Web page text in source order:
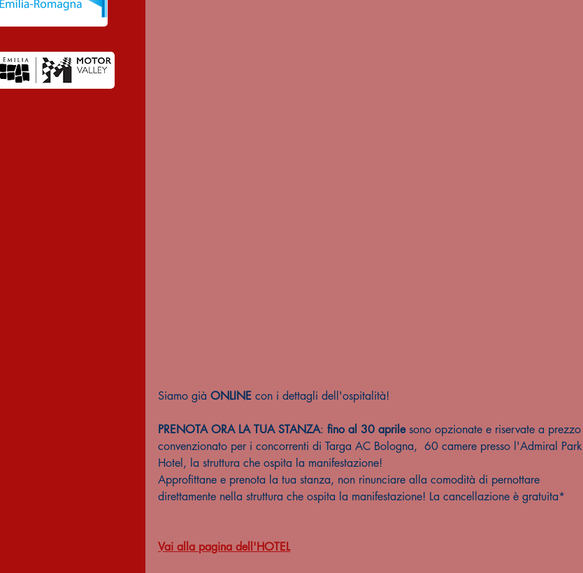
Siamo già ONLINE con i dettagli dell'ospitalità!
PRENOTA ORA LA TUA STANZA: fino al 30 aprile sono opzionate e riservate a prezzo
convenzionato per i concorrenti di Targa AC Bologna,  60 camere presso l'Admiral Park
Hotel, la struttura che ospita la manifestazione!
Approfittane e prenota la tua stanza, non rinunciare alla comodità di pernottare
direttamente nella struttura che ospita la manifestazione! La cancellazione è gratuita*
Vai alla pagina dell'HOTEL